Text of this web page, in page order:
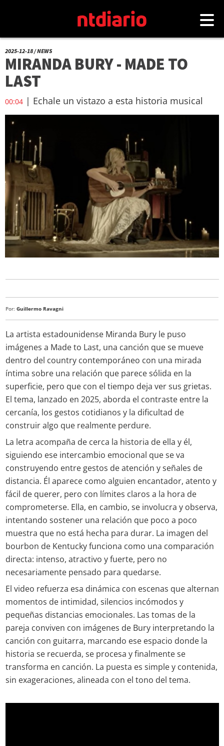
2025-12-18 / NEWS
MIRANDA BURY - MADE TO
LAST
00:04 | Echale un vistazo a esta historia musical
Por: Guillermo Ravagni
La artista estadounidense Miranda Bury le puso
imágenes a Made to Last, una canción que se mueve
dentro del country contemporáneo con una mirada
íntima sobre una relación que parece sólida en la
superficie, pero que con el tiempo deja ver sus grietas.
El tema, lanzado en 2025, aborda el contraste entre la
cercanía, los gestos cotidianos y la dificultad de
construir algo que realmente perdure.
La letra acompaña de cerca la historia de ella y él,
siguiendo ese intercambio emocional que se va
construyendo entre gestos de atención y señales de
distancia. Él aparece como alguien encantador, atento y
fácil de querer, pero con límites claros a la hora de
comprometerse. Ella, en cambio, se involucra y observa,
intentando sostener una relación que poco a poco
muestra que no está hecha para durar. La imagen del
bourbon de Kentucky funciona como una comparación
directa: intenso, atractivo y fuerte, pero no
necesariamente pensado para quedarse.
El video refuerza esa dinámica con escenas que alternan
momentos de intimidad, silencios incómodos y
pequeñas distancias emocionales. Las tomas de la
pareja conviven con imágenes de Bury interpretando la
canción con guitarra, marcando ese espacio donde la
historia se recuerda, se procesa y finalmente se
transforma en canción. La puesta es simple y contenida,
sin exageraciones, alineada con el tono del tema.